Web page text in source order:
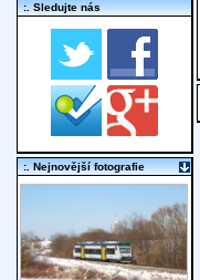
:. Sledujte nás
:. Nejnovější fotografie